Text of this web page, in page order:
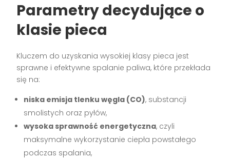
Parametry decydujące o
klasie pieca
Kluczem do uzyskania wysokiej klasy pieca jest
sprawne i efektywne spalanie paliwa, które przekłada
się na:
niska emisja tlenku węgla (CO), substancji
smolistych oraz pyłów,
wysoka sprawność energetyczna, czyli
maksymalne wykorzystanie ciepła powstałego
podczas spalania,